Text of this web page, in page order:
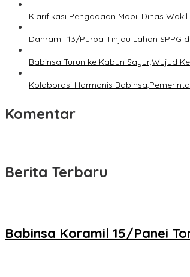
Klarifikasi Pengadaan Mobil Dinas Wakil
Danramil 13/Purba Tinjau Lahan SPPG
Babinsa Turun ke Kabun Sayur,Wujud
Kolaborasi Harmonis
Komentar
Berita Terbaru
Babinsa Koramil 15/Panei